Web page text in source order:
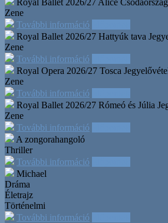
Zene
További információ
Royal Ballet 2026/27 Hattyúk tava
Zene
További információ
Royal Opera 2026/27 Tosca
Zene
További információ
Royal Ballet 2026/27 Rómeó és Júlia
Zene
További információ
A zongorahangoló
Thriller
További információ
Michael
Dráma
Életrajz
Történelmi
További információ